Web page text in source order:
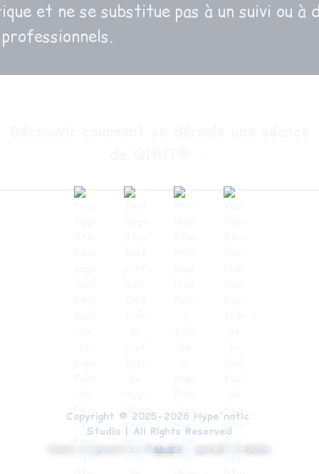
et ne se substitue pas à un suivi ou à
Copyright © 2025-2026 Hype'notic
Studio | All Rights Reserved
Cosmic background video © AA-VFX used with attribution.